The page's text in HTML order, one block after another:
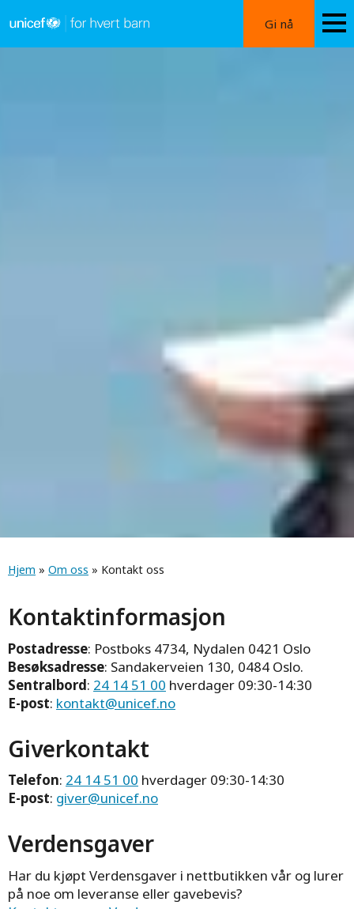
til
hovedinnhold
Gi nå
Navigasjonssti
Hjem » Om oss » Kontakt oss
Kontaktinformasjon
Postadresse: Postboks 4734, Nydalen 0421 Oslo
Besøksadresse: Sandakerveien 130, 0484 Oslo.
Sentralbord: 24 14 51 00 hverdager 09:30-14:30
E-post: kontakt@unicef.no
Giverkontakt
Telefon: 24 14 51 00 hverdager 09:30-14:30
E-post: giver@unicef.no
Verdensgaver
Har du kjøpt Verdensgaver i nettbutikken vår og lurer
på noe om leveranse eller gavebevis?